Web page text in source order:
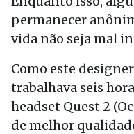
permanecer
vida não seja mal
Como este
trabalhava seis
headset Quest 2
de melhor